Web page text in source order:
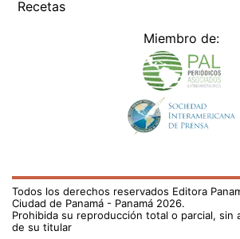
Recetas
Miembro de:
Todos los derechos reservados Editora
Ciudad de Panamá - Panamá 2026.
Prohibida su reproducción total o parcial, sin
de su titular